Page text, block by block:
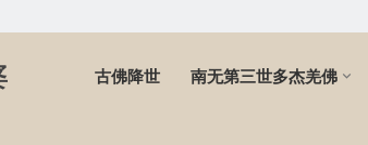
古佛降世 南无第三世多杰羌佛